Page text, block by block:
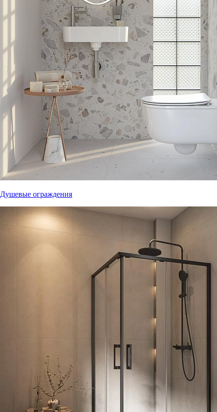
Душевые ограждения